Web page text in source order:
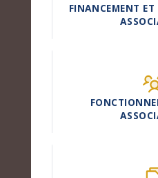
FINANCEMENT